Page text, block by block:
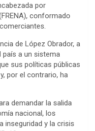
por
conformado
de López Obrador, a
país a un sistema
sus políticas públicas
por el contrario, ha
demandar la salida
nacional, los
inseguridad y la crisis